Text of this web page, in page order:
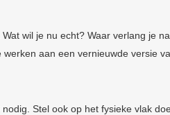
wil je nu echt? Waar verlang je
aan een vernieuwde versie
Stel ook op het fysieke vlak